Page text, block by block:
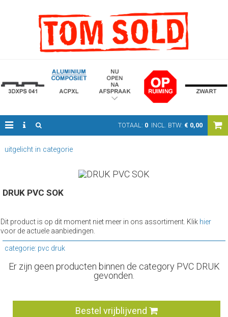
TOTAAL: 0 INCL. BTW: € 0,00
uitgelicht in categorie
DRUK PVC SOK
Dit product is op dit moment niet meer in ons assortiment. Klik hier
voor de actuele aanbiedingen.
categorie: pvc druk
Er zijn geen producten binnen de category PVC DRUK
gevonden.
Bestel vrijblijvend